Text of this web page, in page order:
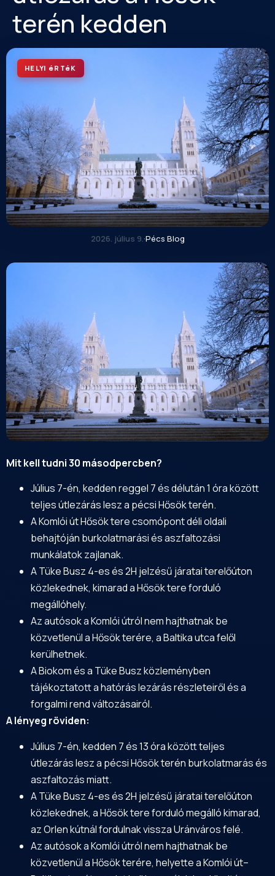
terén kedden
HELYI éRTéK
2026. július 9.·Pécs Blog
Mit kell tudni 30 másodpercben?
Július 7-én, kedden reggel 7 és délután 1 óra között
teljes útlezárás lesz a pécsi Hősök terén.
A Komlói út Hősök tere csomópont déli oldali
behajtóján burkolatmarási és aszfaltozási
munkálatok zajlanak.
A Tüke Busz 4-es és 2H jelzésű járatai terelőúton
közlekednek, kimarad a Hősök tere forduló
megállóhely.
Az autósok a Komlói útról nem hajthatnak be
közvetlenül a Hősök terére, a Baltika utca felől
kerülhetnek.
A Biokom és a Tüke Busz közleményben
tájékoztatott a hatórás lezárás részleteiről és a
forgalmi rend változásairól.
A lényeg röviden:
Július 7-én, kedden 7 és 13 óra között teljes
útlezárás lesz a pécsi Hősök terén burkolatmarás és
aszfaltozás miatt.
A Tüke Busz 4-es és 2H jelzésű járatai terelőúton
közlekednek, a Hősök tere forduló megálló kimarad,
az Orlen kútnál fordulnak vissza Uránváros felé.
Az autósok a Komlói útról nem hajthatnak be
közvetlenül a Hősök terére, helyette a Komlói út–